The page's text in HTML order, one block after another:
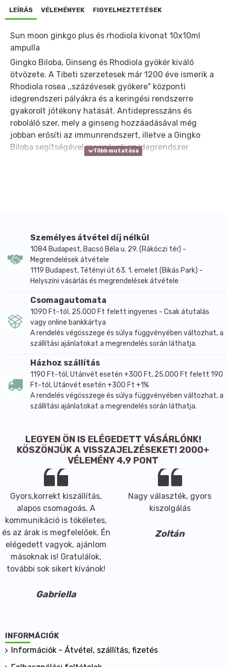
LEÍRÁS VÉLEMÉNYEK FIGYELMEZTETÉSEK
Sun moon ginkgo plus és rhodiola kivonat 10x10ml
ampulla
Gingko Biloba, Ginseng és Rhodiola gyökér kiváló
ötvözete. A Tibeti szerzetesek már 1200 éve ismerik a
Rhodiola rosea ,,százévesek gyökere" központi
idegrendszeri pályákra és a keringési rendszerre
gyakorolt jótékony hatását. Antidepresszáns és
roboláló szer, mely a ginseng hozzáadásával még
jobban erősíti az immunrendszert, illetve a Gingko
Biloba segítségével megnöveli az idegrendszer
stressz tűrő képességét. Stressz- és depresszió
Személyes átvétel díj nélkül
1084 Budapest, Bacsó Béla u. 29. (Rákóczi tér) -
Megrendelések átvétele
1119 Budapest, Tétényi út 63. 1. emelet (Bikás Park) -
Helyszíni vásárlás és megrendelések átvétele
Csomagautomata
1090 Ft-tól, 25.000 Ft felett ingyenes - Csak átutalás
vagy online bankkártya
A rendelés végösszege és súlya függvényében változhat, a
szállítási ajánlatokat a megrendelés során láthatja.
Házhoz szállítás
1190 Ft-tól, Utánvét esetén +300 Ft, 25.000 Ft felett 190
Ft-tól, Utánvét esetén +300 Ft +1%
A rendelés végösszege és súlya függvényében változhat, a
szállítási ajánlatokat a megrendelés során láthatja.
LEGYEN ÖN IS ELÉGEDETT VÁSÁRLÓNK!
KÖSZÖNJÜK A VISSZAJELZÉSEKET! 2000+
VÉLEMÉNY 4,9 PONT
Gyors,korrekt kiszállítás,
alapos csomagoás. A
kommunikáció is tökéletes,
és az árak is megfelelőek. Én
elégedett vagyok, ajánlom
másoknak is! Gratulálok,
további sok sikert kívánok!
Gabriella
Nagy választék, gyors
kiszolgálás
Zoltán
INFORMÁCIÓK
Információk - Átvétel, szállítás, fizetés